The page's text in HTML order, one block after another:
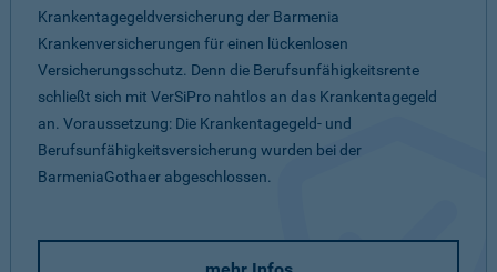
Krankentagegeldversicherung der Barmenia
Krankenversicherungen für einen lückenlosen
Versicherungsschutz. Denn die Berufsunfähigkeitsrente
schließt sich mit VerSiPro nahtlos an das Krankentagegeld
an. Voraussetzung: Die Krankentagegeld- und
Berufsunfähigkeitsversicherung wurden bei der
BarmeniaGothaer abgeschlossen.